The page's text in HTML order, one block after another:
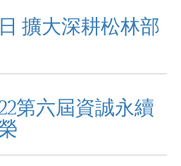
擴大深耕松林部
第六屆資誠永續